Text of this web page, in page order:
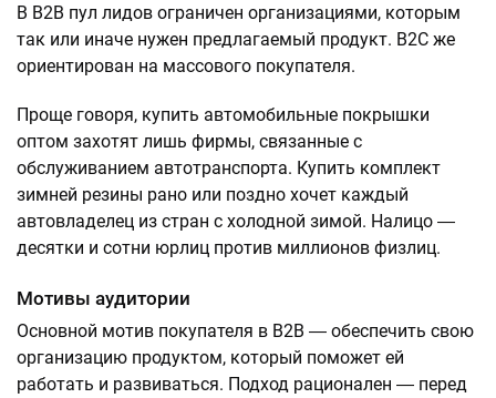
В B2B пул лидов ограничен организациями, которым
так или иначе нужен предлагаемый продукт. B2C же
ориентирован на массового покупателя.
Проще говоря, купить автомобильные покрышки
оптом захотят лишь фирмы, связанные с
обслуживанием автотранспорта. Купить комплект
зимней резины рано или поздно хочет каждый
автовладелец из стран с холодной зимой. Налицо ―
десятки и сотни юрлиц против миллионов физлиц.
Мотивы аудитории
Основной мотив покупателя в B2B ― обеспечить свою
организацию продуктом, который поможет ей
работать и развиваться. Подход рационален ― перед